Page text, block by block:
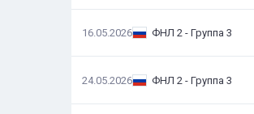
16.05.2026 ФНЛ 2 - Группа 3
24.05.2026 ФНЛ 2 - Группа 3